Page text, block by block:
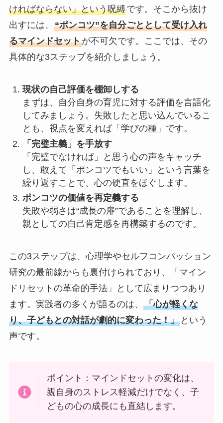
ければならない」という呪縛です。そこから抜け
出すには、 “ポンコツ”を自分ごととして受け入れ
るマインドセットが不可欠です。ここでは、その
具体的な3ステップを紹介しましょう。
現状の自己評価を棚卸しする
まずは、自分自身の育児に対する評価を言語化
してみましょう。失敗したと思い込んでいるこ
とも、視点を変えれば「学びの種」です。
「完璧主義」を手放す
「完璧でなければ」と思う心の声をキャッチ
し、敢えて「ポンコツでもいい」という言葉を
繰り返すことで、心の硬直をほぐします。
ポンコツの価値を再定義する
失敗や弱さは“成長の扉”であることを理解し、
親としての自己肯定感を再構築するのです。
この3ステップは、心理学やセルフコンパッション
研究の最前線からも裏付けられており、「マイン
ドリセットの革命的手法」として広まりつつあり
ます。実践者の多くが語るのは、 「心が軽くな
り、子どもとの対話が劇的に変わった！」という
声です。
ポイント：マインドセットの変化は、
親自身のストレス軽減だけでなく、子
どもの心の成長にも直結します。